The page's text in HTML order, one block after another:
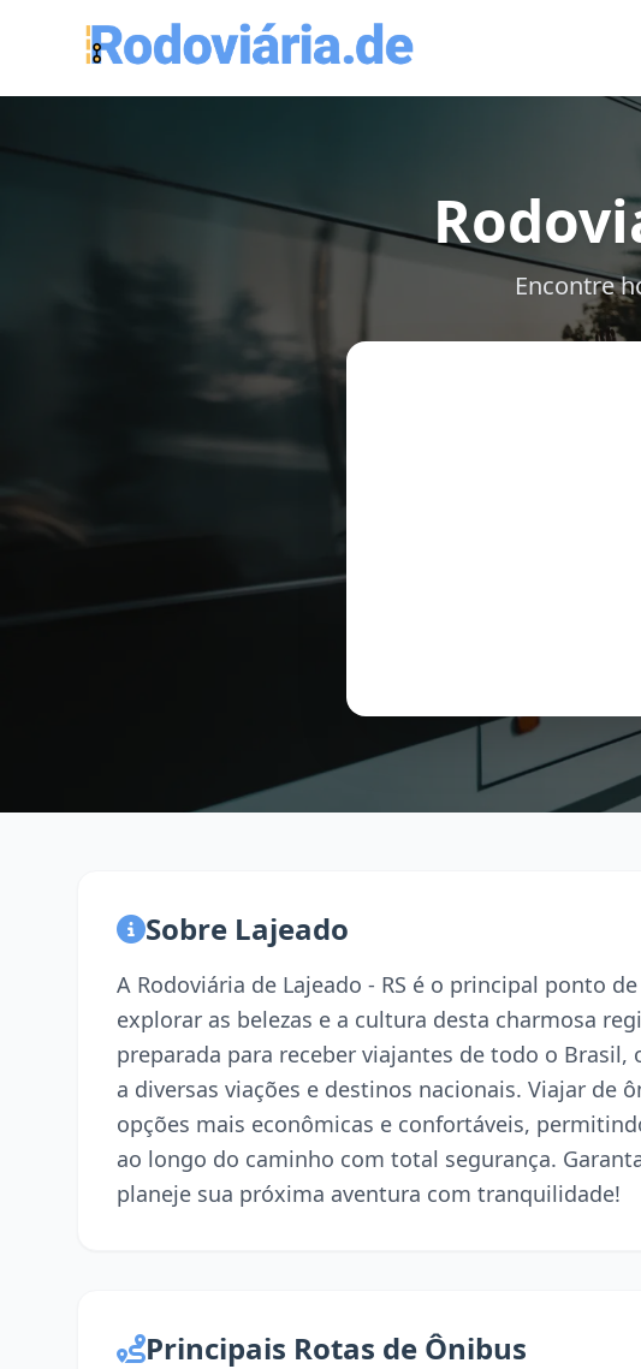
Encontre
Sobre Lajeado
A Rodoviária de Lajeado - RS é o principal ponto
explorar as belezas e a cultura desta charmosa
preparada para receber viajantes de todo o
a diversas viações e destinos nacionais. Viajar de
opções mais econômicas e confortáveis,
ao longo do caminho com total segurança.
planeje sua próxima aventura com tranquilidade!
Principais Rotas de Ônibus